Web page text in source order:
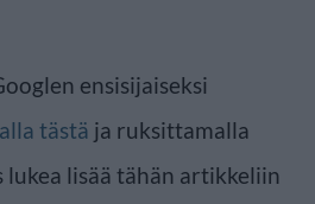
ensisijaiseksi
tästä ja ruksittamalla
lukea lisää tähän artikkeliin